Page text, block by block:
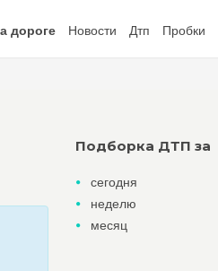
дороге Новости Дтп Пробки
Подборка ДТП за
сегодня
неделю
месяц